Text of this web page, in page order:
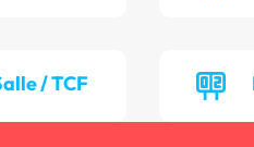
/ TCF